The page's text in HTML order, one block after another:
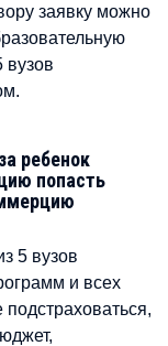
заявку можно
вузов
ребенок
попасть
5 вузов
и всех